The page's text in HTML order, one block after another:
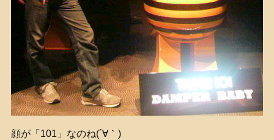
顔が「101」なのね(´∀｀)